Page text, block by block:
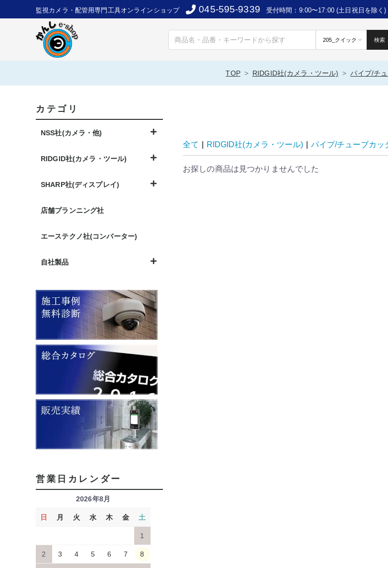
監視カメラ・配管用専門工具オンラインショップ 045-595-9339 受付時間：9:00〜17:00 (土日祝日を除く)
検索
TOP RIDGID社(カメラ・ツール) パイプ/チ
カテゴリ
NSS社(カメラ・他)
RIDGID社(カメラ・ツール)
SHARP社(ディスプレイ)
店舗プランニング社
エーステクノ社(コンバーター)
自社製品
営業日カレンダー
2026年8月
日 月 火 水 木 金 土
1
2 3 4 5 6 7 8
全て RIDGID社(カメラ・ツール) パイプ/チューブカッ
お探しの商品は見つかりませんでした